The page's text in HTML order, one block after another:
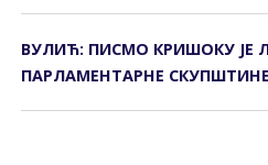
ВУЛИЋ: ПИСМО КРИШОКУ ЈЕ
ПАРЛАМЕНТАРНЕ СКУПШТИНЕ